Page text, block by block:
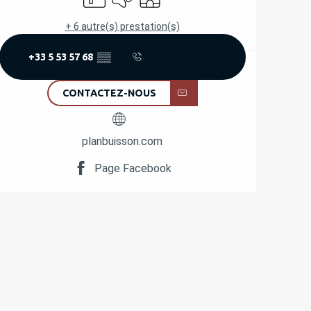
+ 6 autre(s) prestation(s)
+33 5 53 57 68 ▒▒
CONTACTEZ-NOUS
planbuisson.com
Page Facebook